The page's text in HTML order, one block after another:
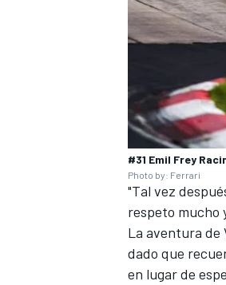
#31 Emil Frey
Photo by: Ferrari
"Tal vez
respeto mucho
La aventura de
dado que
en lugar de